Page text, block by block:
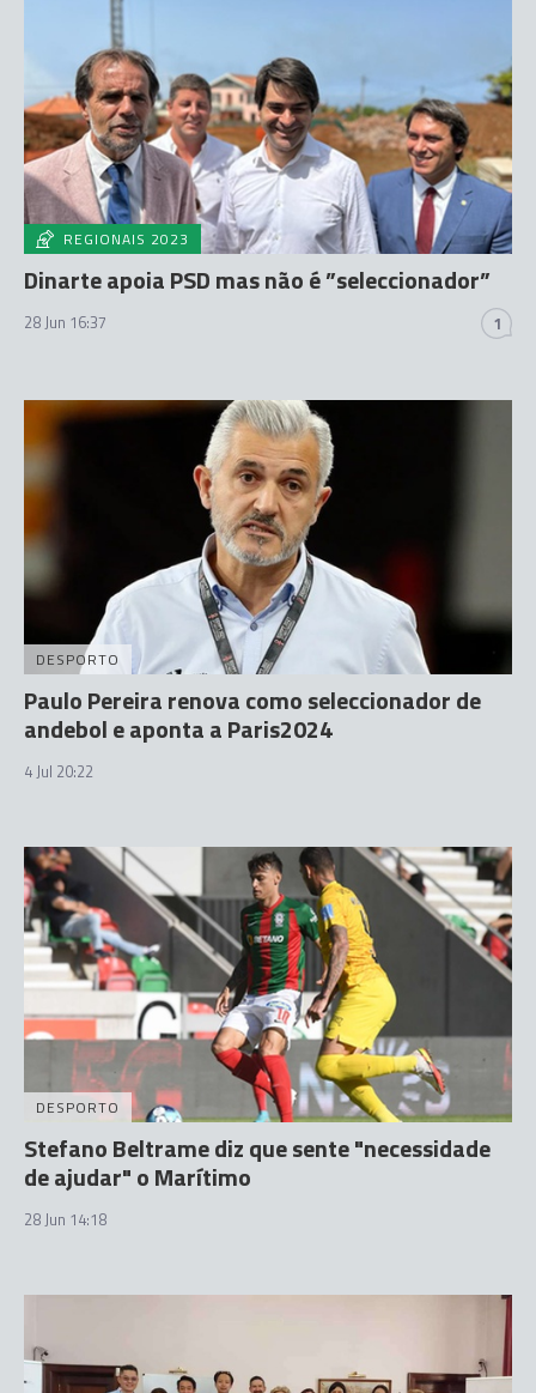
REGIONAIS 2023
Dinarte apoia PSD mas não é ”seleccionador”
28 Jun 16:37 1
DESPORTO
Paulo Pereira renova como seleccionador de
andebol e aponta a Paris2024
4 Jul 20:22
DESPORTO
Stefano Beltrame diz que sente "necessidade
de ajudar" o Marítimo
28 Jun 14:18